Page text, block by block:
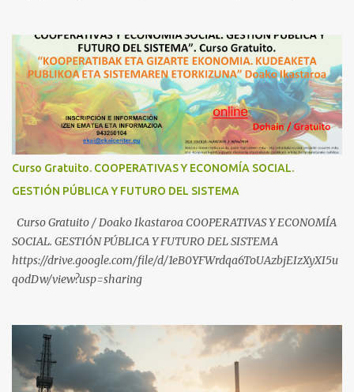
Industrial https://www.youtube.com/shorts/dGKjgqEvRHk
¿Conoces los nuevos canales de BABESTU? Si quieres hacer algo, o
compartir ideas, para proteger a los niños y adolescentes vascos
frente a abusos y manipulaciones: BABESTUren kanal berriak
ezagutzen dituzu? Euskal haurrak eta nerabeak abusu eta
manipulazioetatik babesteko zerbait egin nahi baduzu, edo ideiak
partekatu nahi badituzu: Telegram :
https://whatsapp.com/channel/0029VbBW56k0LKZJWzQyoE1T
SÍGUENOS EN YOUTUBE: https://www.youtube.com/@ekaicenter?
sub_confirmation=1
Curso Gratuito. COOPERATIVAS Y ECONOMÍA SOCIAL.
GESTIÓN PÚBLICA Y FUTURO DEL SISTEMA
Curso Gratuito / Doako Ikastaroa COOPERATIVAS Y ECONOMÍA
SOCIAL. GESTIÓN PÚBLICA Y FUTURO DEL SISTEMA
https://drive.google.com/file/d/1eB0YFWrdqa6ToUAzbjEIzXyXI5u
qodDw/view?usp=sharing